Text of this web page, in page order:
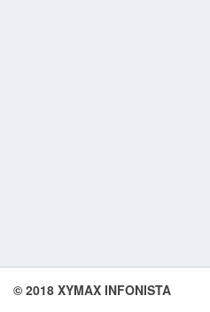
© 2018 XYMAX INFONISTA